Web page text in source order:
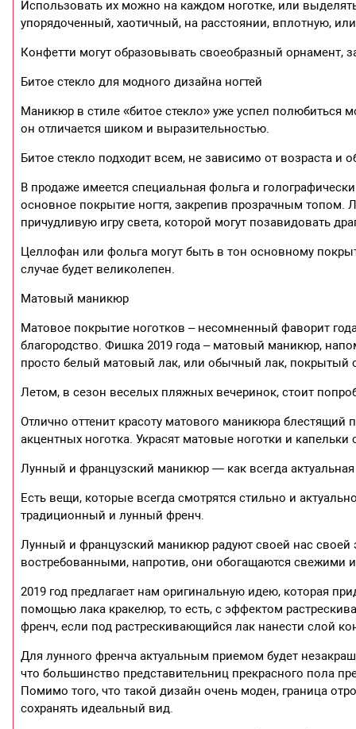
Использовать их можно на каждом ноготке, или
упорядоченный, хаотичный, на расстоянии, вплотную,
Конфетти могут образовывать своеобразный орнамент,
Битое стекло для модного дизайна ногтей
Маникюр в стиле «битое стекло» уже успел полюбиться
он отличается шиком и выразительностью.
Битое стекло подходит всем, не зависимо от возраста и
В продаже имеется специальная фольга и
основное покрытие ногтя, закрепив прозрачным топом.
причудливую игру света, которой могут позавидовать
Целлофан или фольга могут быть в тон основному
случае будет великолепен.
Матовый маникюр
Матовое покрытие ноготков – несомненный фаворит
благородство. Фишка 2019 года – матовый маникюр,
просто белый матовый лак, или обычный лак,
Летом, в сезон веселых пляжных вечеринок, стоит
Отлично оттенит красоту матового маникюра
акцентных ноготка. Украсят матовые ноготки и
Лунный и французский маникюр — как всегда актуальная
Есть вещи, которые всегда смотрятся стильно и
традиционный и лунный френч.
Лунный и французский маникюр радуют своей нас своей
востребованными, напротив, они обогащаются свежими
2019 год предлагает нам оригинальную идею, которая
помощью лака кракелюр, то есть, с эффектом
френч, если под растрескивающийся лак нанести слой
Для лунного френча актуальным приемом будет
что большинство представительниц прекрасного пола
Помимо того, что такой дизайн очень моден, граница
сохранять идеальный вид.